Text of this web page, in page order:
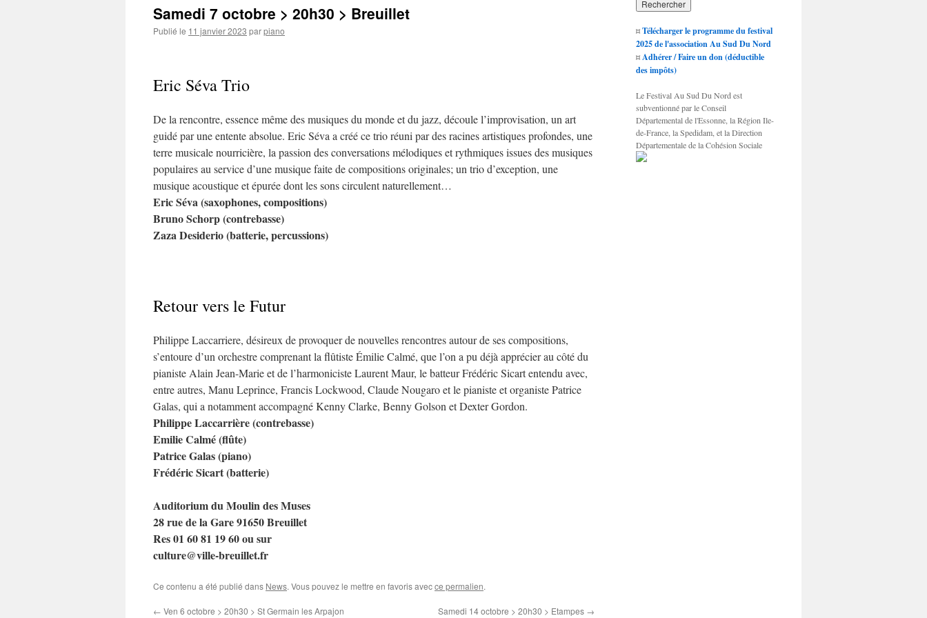
Samedi 7 octobre > 20h30 > Breuillet
Publié le 11 janvier 2023 parpiano
Eric Séva Trio
De la rencontre, essence même des musiques du monde et du jazz, découle l’improvisation, un art
guidé par une entente absolue. Eric Séva a créé ce trio réuni par des racines artistiques profondes, une
terre musicale nourricière, la passion des conversations mélodiques et rythmiques issues des musiques
populaires au service d’une musique faite de compositions originales; un trio d’exception, une
musique acoustique et épurée dont les sons circulent naturellement…
Eric Séva (saxophones, compositions)
Bruno Schorp (contrebasse)
Zaza Desiderio (batterie, percussions)
Retour vers le Futur
Philippe Laccarriere, désireux de provoquer de nouvelles rencontres autour de ses compositions,
s’entoure d’un orchestre comprenant la flûtiste Émilie Calmé, que l’on a pu déjà apprécier au côté du
pianiste Alain Jean-Marie et de l’harmoniciste Laurent Maur, le batteur Frédéric Sicart entendu avec,
entre autres, Manu Leprince, Francis Lockwood, Claude Nougaro et le pianiste et organiste Patrice
Galas, qui a notamment accompagné Kenny Clarke, Benny Golson et Dexter Gordon.
Philippe Laccarrière (contrebasse)
Emilie Calmé (flûte)
Patrice Galas (piano)
Frédéric Sicart (batterie)
Auditorium du Moulin des Muses
28 rue de la Gare 91650 Breuillet
Res 01 60 81 19 60 ou sur
culture@ville-breuillet.fr
Ce contenu a été publié dans News. Vous pouvez le mettre en favoris avecce permalien.
← Ven 6 octobre > 20h30 > St Germain les Arpajon Samedi 14 octobre > 20h30 > Etampes →
¤Télécharger le programme du festival
2025 de l'association Au Sud Du Nord
¤Adhérer / Faire un don (déductible
des impôts)
Le Festival Au Sud Du Nord est
subventionné par le Conseil
Départemental de l'Essonne, la Région Ile-
de-France, la Spedidam, et la Direction
Départementale de la Cohésion Sociale